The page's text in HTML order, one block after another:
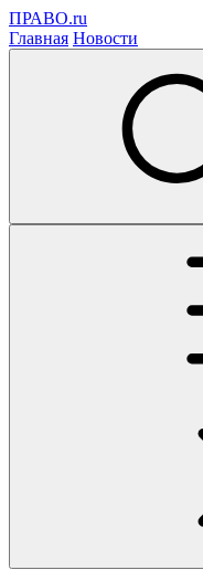
ПРАВО.ru
Главная Новости